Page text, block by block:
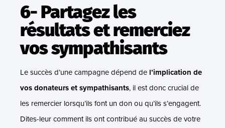
6- Partagez les
résultats et remerciez
vos sympathisants
Le succès d’une campagne dépend de l’implication de
vos donateurs et sympathisants, il est donc crucial de
les remercier lorsqu’ils font un don ou qu’ils s’engagent.
Dites-leur comment ils ont contribué au succès de votre